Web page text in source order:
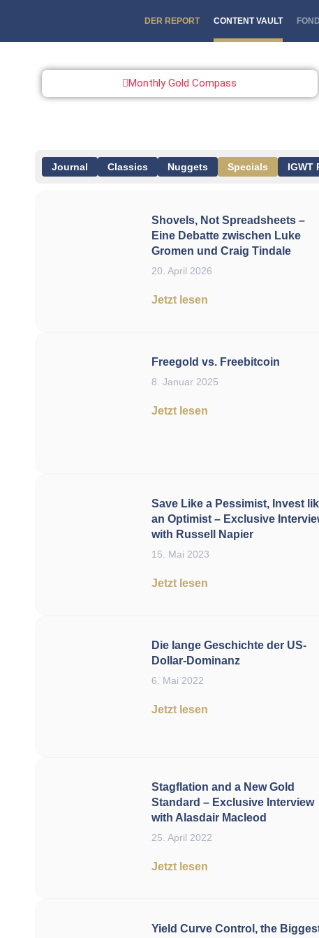
DER REPORT CONTENT VAULT
Monthly Gold Compass
Journal Classics Nuggets Specials IGWT
Shovels, Not Spreadsheets –
Eine Debatte zwischen Luke
Gromen und Craig Tindale
20. April 2026
Jetzt lesen
Freegold vs. Freebitcoin
8. Januar 2025
Jetzt lesen
Save Like a Pessimist, Invest
an Optimist – Exclusive
with Russell Napier
15. Mai 2023
Jetzt lesen
Die lange Geschichte der US-
Dollar-Dominanz
6. Mai 2022
Jetzt lesen
Stagflation and a New Gold
Standard – Exclusive Interview
with Alasdair Macleod
25. April 2022
Jetzt lesen
Yield Curve Control, the